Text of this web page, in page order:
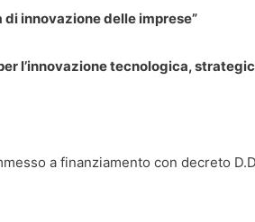
innovazione delle imprese”
l’innovazione tecnologica,
a finanziamento con decreto